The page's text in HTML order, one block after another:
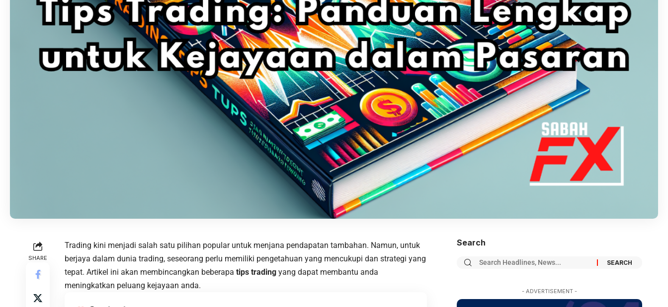
SHARE
Trading kini menjadi salah satu pilihan popular untuk menjana pendapatan tambahan. Namun, untuk
berjaya dalam dunia trading, seseorang perlu memiliki pengetahuan yang mencukupi dan strategi yang
tepat. Artikel ini akan membincangkan beberapa tips trading yang dapat membantu anda
meningkatkan peluang kejayaan anda.
Search
- ADVERTISEMENT -